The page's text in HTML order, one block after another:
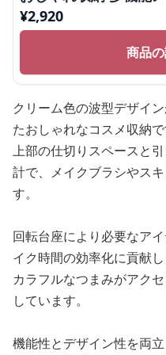
¥2,920
商品
クリーム色の波型デザイ
たおしゃれなコスメ収納で
上部の仕切りスペースと
計で、メイクブラシやス
す。
回転台座により必要なア
イク時間の効率化に貢献し
カラフルなつまみがアク
しています。
機能性とデザイン性を両